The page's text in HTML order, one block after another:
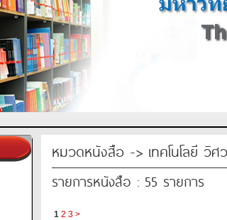
หมวดหนังสือ -> เทคโนโลยี วิศ
รายการหนังสือ : 55 รายการ
1 2 3 >